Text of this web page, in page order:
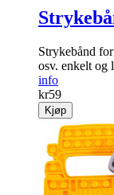
Strykebånd
osv. enkelt og
info
kr59
Kjøp